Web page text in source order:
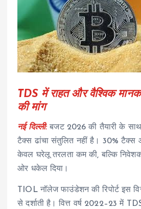
TDS में राहत और वैश्विक
की मांग
नई दिल्ली:बजट 2026 की तैयारी के
टैक्स ढांचा संतुलित नहीं है। 30% टैक्स
केवल घरेलू तरलता कम की, बल्कि
ओर धकेल दिया।
TIOL नॉलेज फाउंडेशन की रिपोर्ट इस
से दर्शाती है। वित्त वर्ष 2022–23 में